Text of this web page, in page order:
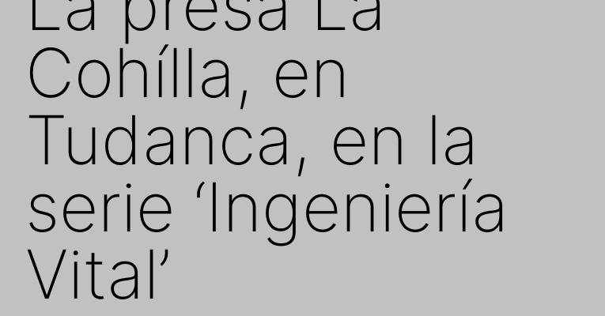
Cohílla, en
Tudanca, en la
serie ‘Ingeniería
Vital’